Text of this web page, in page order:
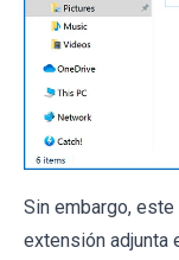
Sin embargo,
extensión adjunta